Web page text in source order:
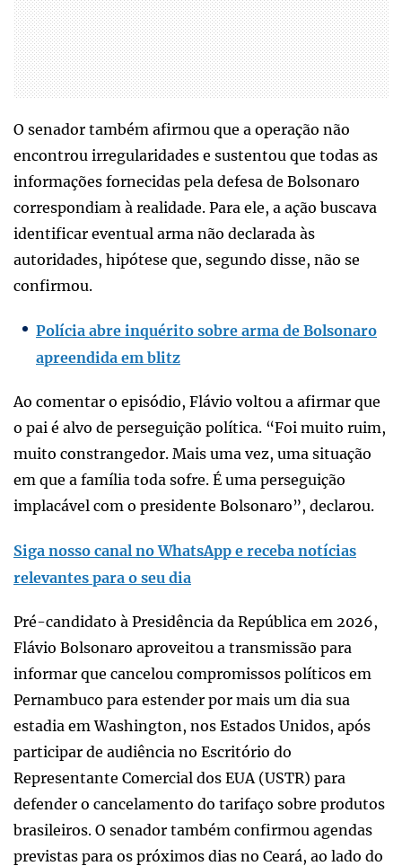
O senador também afirmou que a operação não
encontrou irregularidades e sustentou que todas as
informações fornecidas pela defesa de Bolsonaro
correspondiam à realidade. Para ele, a ação buscava
identificar eventual arma não declarada às
autoridades, hipótese que, segundo disse, não se
confirmou.
Polícia abre inquérito sobre arma de Bolsonaro
apreendida em blitz
Ao comentar o episódio, Flávio voltou a afirmar que
o pai é alvo de perseguição política. “Foi muito ruim,
muito constrangedor. Mais uma vez, uma situação
em que a família toda sofre. É uma perseguição
implacável com o presidente Bolsonaro”, declarou.
Siga nosso canal no WhatsApp e receba notícias
relevantes para o seu dia
Pré-candidato à Presidência da República em 2026,
Flávio Bolsonaro aproveitou a transmissão para
informar que cancelou compromissos políticos em
Pernambuco para estender por mais um dia sua
estadia em Washington, nos Estados Unidos, após
participar de audiência no Escritório do
Representante Comercial dos EUA (USTR) para
defender o cancelamento do tarifaço sobre produtos
brasileiros. O senador também confirmou agendas
previstas para os próximos dias no Ceará, ao lado do